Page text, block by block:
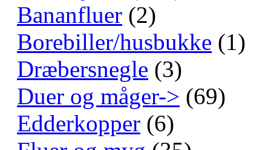
Bananfluer (2)
Borebiller/husbukke (1)
Dræbersnegle (3)
Duer og måger-> (69)
Edderkopper (6)